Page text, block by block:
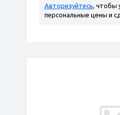
Авторизуйтесь, чтобы
персональные цены и